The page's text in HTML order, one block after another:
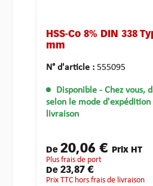
HSS-Co 8% DIN 338
mm
N° d'article : 555095
Disponible - Chez vous,
selon le mode d'expédition
livraison
De 20,06 € Prix HT
plus frais de port
De 23,87 €
Prix TTC hors frais de livraison